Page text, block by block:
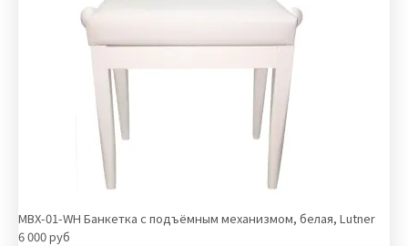
MBX-01-WH Банкетка с подъёмным механизмом, белая, Lutner
6 000 руб